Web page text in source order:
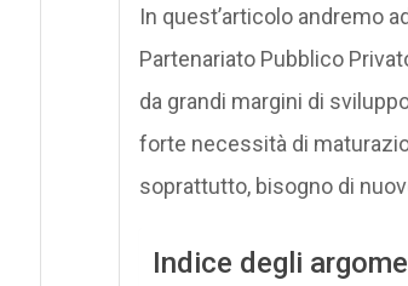
In quest’articolo andremo
Partenariato Pubblico
da grandi margini di
forte necessità di
soprattutto, bisogno di
Indice degli